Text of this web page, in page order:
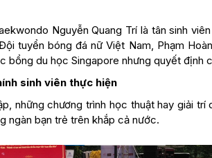
Nguyễn Quang Trí là tân sinh
tuyển bóng đá nữ Việt Nam, Phạm
bổng du học Singapore nhưng quyết định
sinh viên thực hiện
những chương trình học thuật hay giải trí
ngàn bạn trẻ trên khắp cả nước.